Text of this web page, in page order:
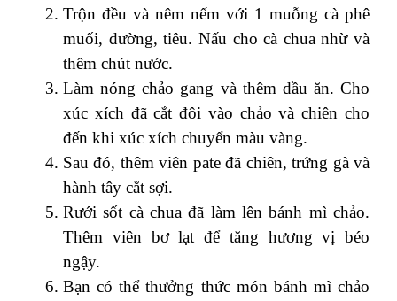
Trộn đều và nêm nếm với 1 muỗng cà phê
muối, đường, tiêu. Nấu cho cà chua nhừ và
thêm chút nước.
Làm nóng chảo gang và thêm dầu ăn. Cho
xúc xích đã cắt đôi vào chảo và chiên cho
đến khi xúc xích chuyển màu vàng.
Sau đó, thêm viên pate đã chiên, trứng gà và
hành tây cắt sợi.
Rưới sốt cà chua đã làm lên bánh mì chảo.
Thêm viên bơ lạt để tăng hương vị béo
ngậy.
Bạn có thể thưởng thức món bánh mì chảo